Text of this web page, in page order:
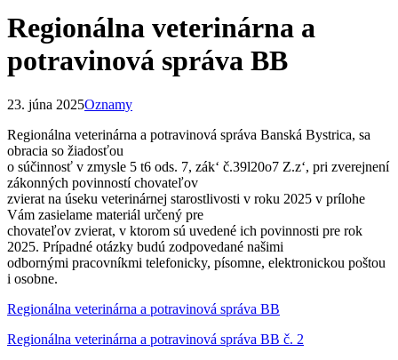
Regionálna veterinárna a
potravinová správa BB
23. júna 2025Oznamy
Regionálna veterinárna a potravinová správa Banská Bystrica, sa
obracia so žiadosťou
o súčinnosť v zmysle 5 t6 ods. 7, zák‘ č.39l20o7 Z.z‘, pri zverejnení
zákonných povinností chovateľov
zvierat na úseku veterinárnej starostlivosti v roku 2025 v prílohe
Vám zasielame materiál určený pre
chovateľov zvierat, v ktorom sú uvedené ich povinnosti pre rok
2025. Prípadné otázky budú zodpovedané našimi
odbornými pracovníkmi telefonicky, písomne, elektronickou poštou
i osobne.
Regionálna veterinárna a potravinová správa BB
Regionálna veterinárna a potravinová správa BB č. 2